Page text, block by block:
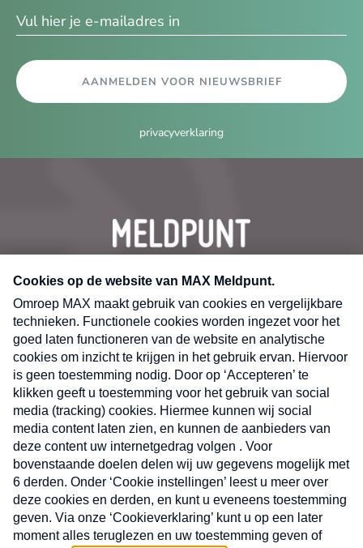
AANMELDEN VOOR NIEUWSBRIEF
privacyverklaring
CONTACT
Volg ons op
X
Nieuwsbrief
Neem hier een gratis abonnement op de MAX
Consumenten nieuwsbrief. Elke maandag en